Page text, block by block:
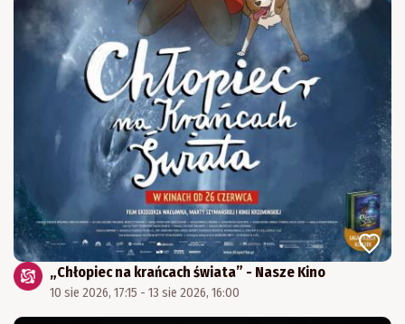
„Chłopiec na krańcach świata” - Nasze Kino
10 sie 2026, 17:15 - 13 sie 2026, 16:00